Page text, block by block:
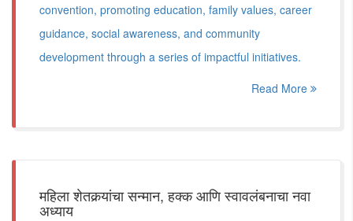
convention, promoting education, family values, career
guidance, social awareness, and community
development through a series of impactful initiatives.
Read More
महिला शेतकर्‍यांचा सन्मान, हक्क आणि स्वावलंबनाचा नवा
अध्याय